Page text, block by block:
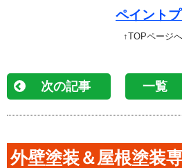
ペイント
↑TOPページ
次の記事 一覧
外壁塗装＆屋根塗装